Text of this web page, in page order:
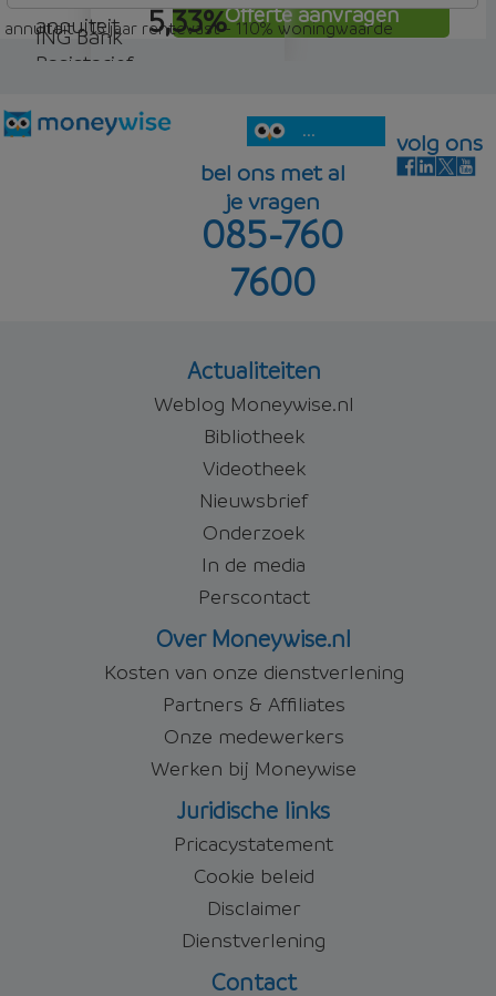
Offerte aanvragen
5,33%
Offerte aanvragen
annuiteit
5,40%
Offerte aanvragen
ING Bank
Basistarief
annuiteit
5,58%
annuiteit - 15 jaar rentevast - 110% woningwaarde
...
bel ons met al
je vragen
085-760
7600
volg ons
Actualiteiten
Weblog Moneywise.nl
Bibliotheek
Videotheek
Nieuwsbrief
Onderzoek
In de media
Perscontact
Over Moneywise.nl
Kosten van onze dienstverlening
Partners & Affiliates
Onze medewerkers
Werken bij Moneywise
Juridische links
Pricacystatement
Cookie beleid
Disclaimer
Dienstverlening
Contact